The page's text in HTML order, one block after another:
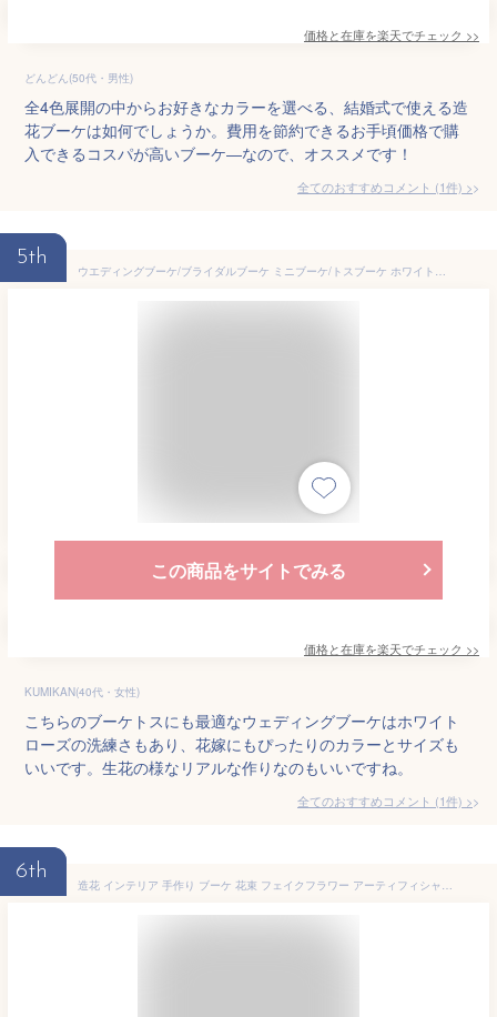
価格と在庫を楽天でチェック >>
どんどん(50代・男性)
全4色展開の中からお好きなカラーを選べる、結婚式で使える造
花ブーケは如何でしょうか。費用を節約できるお手頃価格で購
入できるコスパが高いブーケ―なので、オススメです！
全てのおすすめコメント (1件) >
5th
ウエディングブーケ/ブライダルブーケ ミニブーケ/トスブーケ ホワイトローズ ブーケ 【bouqet】
この商品をサイトでみる
価格と在庫を楽天でチェック >>
KUMIKAN(40代・女性)
こちらのブーケトスにも最適なウェディングブーケはホワイト
ローズの洗練さもあり、花嫁にもぴったりのカラーとサイズも
いいです。生花の様なリアルな作りなのもいいですね。
全てのおすすめコメント (1件) >
6th
造花 インテリア 手作り ブーケ 花束 フェイクフラワー アーティフィシャルフラワー 蒲公英 チューリップ 結婚式 DIY パーティー 撮影 美術館 ホーム 庭園 キッチン オフィス 喫 パーティー 部屋 飾り 人工植物 観賞植物 全17種類